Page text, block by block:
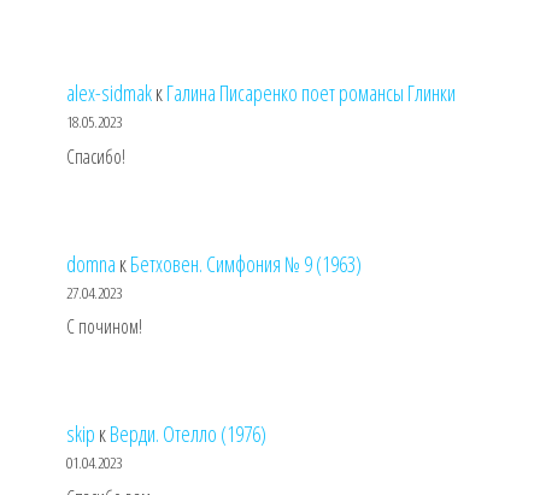
alex-sidmakкГалина Писаренко поет романсы Глинки
18.05.2023
Спасибо!
domna кБетховен. Симфония № 9 (1963)
27.04.2023
С почином!
skip кВерди. Отелло (1976)
01.04.2023